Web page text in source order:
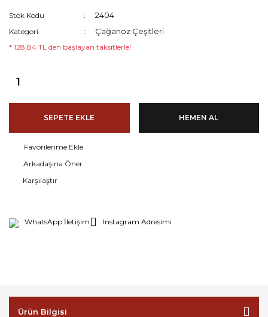
Stok Kodu 2404
Kategori Çağanoz Çeşitleri
* 128,84 TL den başlayan taksitlerle!
SEPETE EKLE HEMEN AL
Arkadaşına Öner
Karşılaştır
WhatsApp İletişim Instagram Adresimi
Ürün Bilgisi